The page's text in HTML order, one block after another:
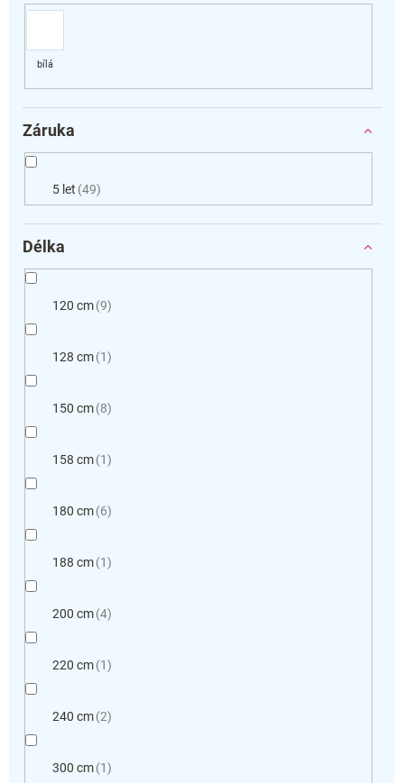
Záruka
5 let 49
Délka
120 cm 9
128 cm 1
150 cm 8
158 cm 1
180 cm 6
188 cm 1
200 cm 4
220 cm 1
240 cm 2
300 cm 1